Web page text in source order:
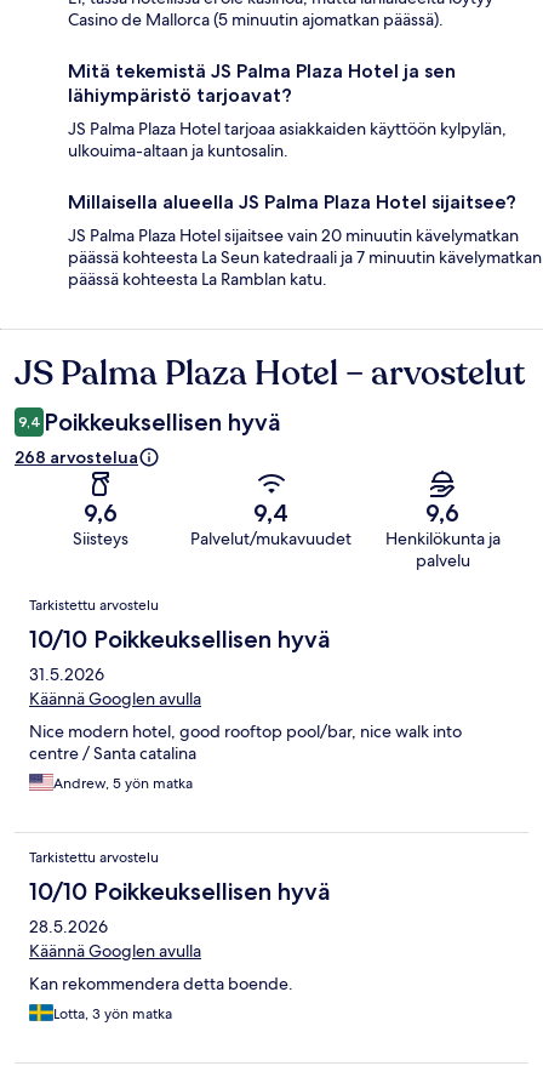
Casino de Mallorca (5 minuutin ajomatkan päässä).
Mitä tekemistä JS Palma Plaza Hotel ja sen
lähiympäristö tarjoavat?
JS Palma Plaza Hotel tarjoaa asiakkaiden käyttöön kylpylän,
ulkouima-altaan ja kuntosalin.
Millaisella alueella JS Palma Plaza Hotel sijaitsee?
JS Palma Plaza Hotel sijaitsee vain 20 minuutin kävelymatkan
päässä kohteesta La Seun katedraali ja 7 minuutin kävelymatkan
päässä kohteesta La Ramblan katu.
Arvostelut
JS Palma Plaza Hotel – arvostelut
9,4 Poikkeuksellisen hyvä
268 arvostelua
9,6
Siisteys
9,4
Palvelut/mukavuudet
9,6
Henkilökunta ja
palvelu
Arvostelut
Tarkistettu arvostelu
10/10 Poikkeuksellisen hyvä
31.5.2026
Käännä Googlen avulla
Nice modern hotel, good rooftop pool/bar, nice walk into
centre / Santa catalina
Andrew, 5 yön matka
Tarkistettu arvostelu
10/10 Poikkeuksellisen hyvä
28.5.2026
Käännä Googlen avulla
Kan rekommendera detta boende.
Lotta, 3 yön matka